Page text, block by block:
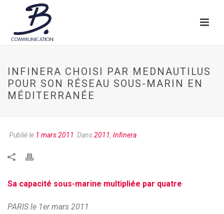
INFINERA CHOISI PAR MEDNAUTILUS
POUR SON RÉSEAU SOUS-MARIN EN
MÉDITERRANÉE
Publié le 1 mars 2011 Dans2011, Infinera
Sa capacité sous-marine multipliée par quatre
PARIS le 1er mars 2011